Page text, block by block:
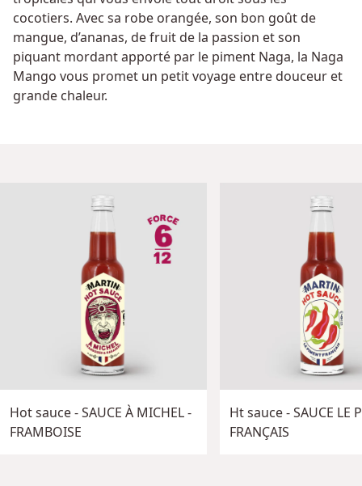
cocotiers. Avec sa robe orangée, son bon goût de
mangue, d’ananas, de fruit de la passion et son
piquant mordant apporté par le piment Naga, la Naga
Mango vous promet un petit voyage entre douceur et
grande chaleur.
Hot sauce - SAUCE À MICHEL -
FRAMBOISE
Ht sauce - SAUCE LE
FRANÇAIS